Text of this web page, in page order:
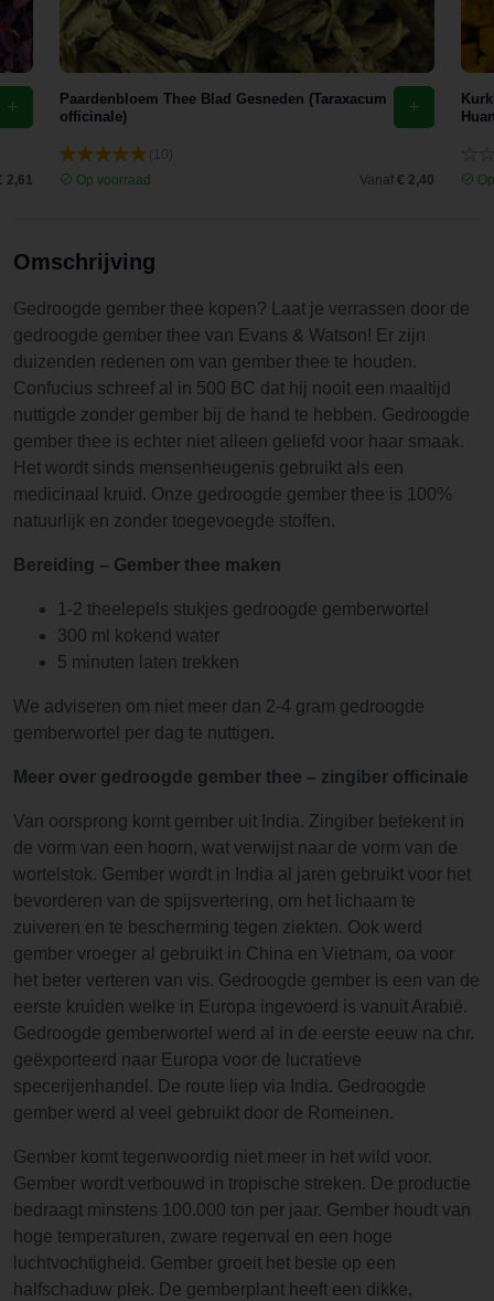
2,61
Paardenbloem Thee Blad Gesneden (Taraxacum
officinale)
Op voorraad
Vanaf € 2,40
Omschrijving
Gedroogde gember thee kopen? Laat je verrassen door de
gedroogde gember thee van Evans & Watson! Er zijn
duizenden redenen om van gember thee te houden.
Confucius schreef al in 500 BC dat hij nooit een maaltijd
nuttigde zonder gember bij de hand te hebben. Gedroogde
gember thee is echter niet alleen geliefd voor haar smaak.
Het wordt sinds mensenheugenis gebruikt als een
medicinaal kruid. Onze gedroogde gember thee is 100%
natuurlijk en zonder toegevoegde stoffen.
Bereiding – Gember thee maken
1-2 theelepels stukjes gedroogde gemberwortel
300 ml kokend water
5 minuten laten trekken
We adviseren om niet meer dan 2-4 gram gedroogde
gemberwortel per dag te nuttigen.
Meer over gedroogde gember thee – zingiber officinale
Van oorsprong komt gember uit India. Zingiber betekent in
de vorm van een hoorn, wat verwijst naar de vorm van de
wortelstok. Gember wordt in India al jaren gebruikt voor het
bevorderen van de spijsvertering, om het lichaam te
zuiveren en te bescherming tegen ziekten. Ook werd
gember vroeger al gebruikt in China en Vietnam, oa voor
het beter verteren van vis. Gedroogde gember is een van de
eerste kruiden welke in Europa ingevoerd is vanuit Arabië.
Gedroogde gemberwortel werd al in de eerste eeuw na chr.
geëxporteerd naar Europa voor de lucratieve
specerijenhandel. De route liep via India. Gedroogde
gember werd al veel gebruikt door de Romeinen.
Gember komt tegenwoordig niet meer in het wild voor.
Gember wordt verbouwd in tropische streken. De productie
bedraagt minstens 100.000 ton per jaar. Gember houdt van
hoge temperaturen, zware regenval en een hoge
luchtvochtigheid. Gember groeit het beste op een
halfschaduw plek. De gemberplant heeft een dikke,